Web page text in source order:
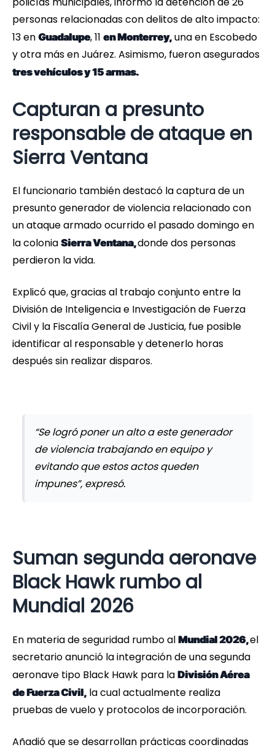
personas relacionadas con delitos de alto impacto:
13 en Guadalupe, 11 en Monterrey, una en Escobedo
y otra más en Juárez. Asimismo, fueron asegurados
tres vehículos y 15 armas.
Capturan a presunto
responsable de ataque en
Sierra Ventana
El funcionario también destacó la captura de un
presunto generador de violencia relacionado con
un ataque armado ocurrido el pasado domingo en
la colonia Sierra Ventana,donde dos personas
perdieron la vida.
Explicó que, gracias al trabajo conjunto entre la
División de Inteligencia e Investigación de Fuerza
Civil y la Fiscalía General de Justicia, fue posible
identificar al responsable y detenerlo horas
después sin realizar disparos.
“Se logró poner un alto a este generador
de violencia trabajando en equipo y
evitando que estos actos queden
impunes”, expresó.
Suman segunda aeronave
Black Hawk rumbo al
Mundial 2026
En materia de seguridad rumbo al Mundial 2026,el
secretario anunció la integración de una segunda
aeronave tipo Black Hawk para la División Aérea
de Fuerza Civil, la cual actualmente realiza
pruebas de vuelo y protocolos de incorporación.
Añadió que se desarrollan prácticas coordinadas